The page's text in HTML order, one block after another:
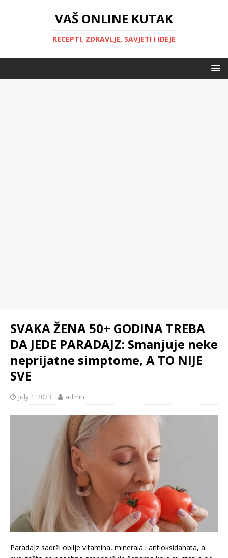
VAŠ ONLINE KUTAK
RECEPTI, ZDRAVLJE, SAVJETI I IDEJE
SVAKA ŽENA 50+ GODINA TREBA
DA JEDE PARADAJZ: Smanjuje neke
neprijatne simptome, A TO NIJE
SVE
July 1, 2023 admin
Paradajz sadrži obilje vitamina, minerala i antioksidanata, a